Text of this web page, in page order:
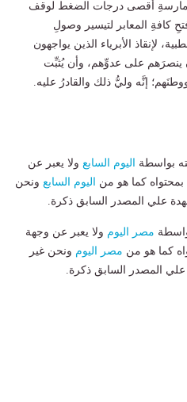
أقصى درجات الضغط لوقف
كافةِ المعابر لتيسير وصولِ
لإنقاذ الأبرياء الذين يواجهون
ينصرَهم على عدوِّهم، وأن يُثبِّت
إنَّه وليُّ ذلك والقادرُ عليه.
بواسطة اليوم السابع ولا يعبر عن
بمحتواه كما هو من اليوم السابع ونحن
علي المصدر السابق ذكرة.
مصر اليوم ولا يعبر عن وجهة
كما هو من مصر اليوم ونحن غير
المصدر السابق ذكرة.